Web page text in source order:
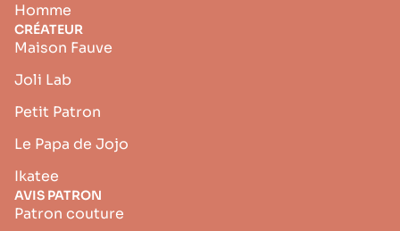
Homme
CRÉATEUR
Maison Fauve
Joli Lab
Petit Patron
Le Papa de Jojo
Ikatee
AVIS PATRON
Patron couture